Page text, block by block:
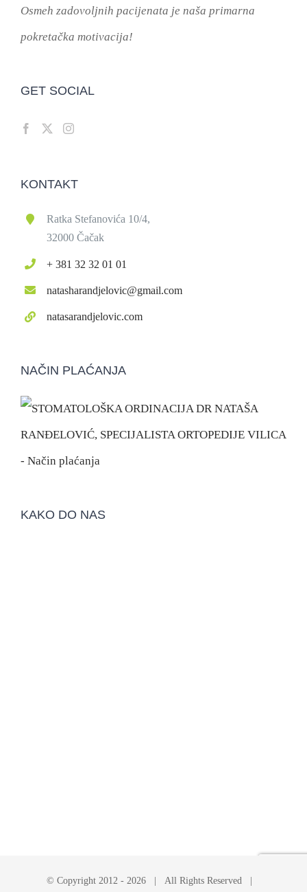
Osmeh zadovoljnih pacijenata je naša primarna
pokretačka motivacija!
GET SOCIAL
KONTAKT
Ratka Stefanovića 10/4,
32000 Čačak
+ 381 32 32 01 01
natasharandjelovic@gmail.com
natasarandjelovic.com
NAČIN PLAĆANJA
KAKO DO NAS
© Copyright 2012 - 2026 | All Rights Reserved |